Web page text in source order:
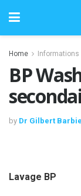
Home
BP
by Dr Gilbert
Lavage BP